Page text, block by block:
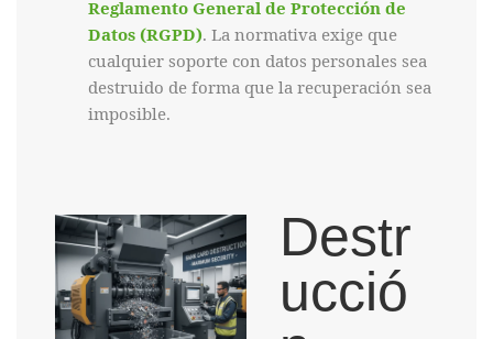
Reglamento General de Protección de
Datos (RGPD). La normativa exige que
cualquier soporte con datos personales sea
destruido de forma que la recuperación sea
imposible.
Destr
ucció